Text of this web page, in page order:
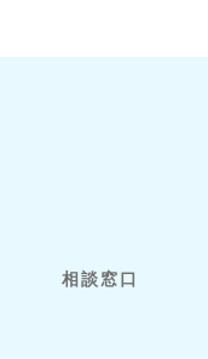
相談窓口